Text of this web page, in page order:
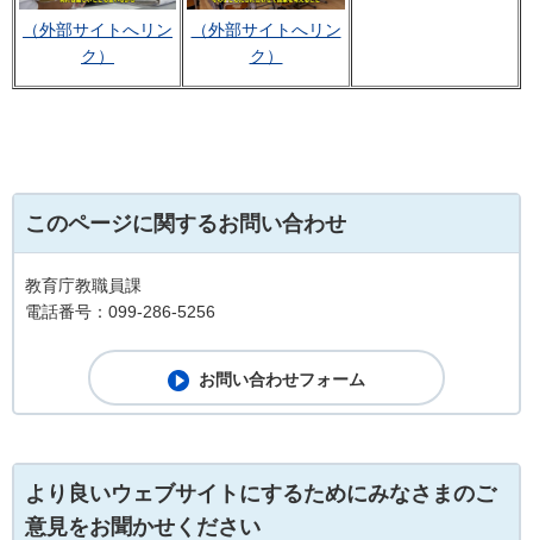
（外部サイトへリン
ク）
（外部サイトへリン
ク）
このページに関するお問い合わせ
教育庁教職員課
電話番号：099-286-5256
より良いウェブサイトにするためにみなさまのご
意見をお聞かせください